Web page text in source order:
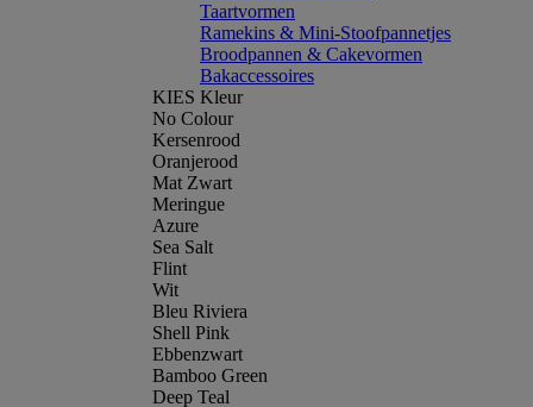
Taartvormen
Ramekins & Mini-Stoofpannetjes
Broodpannen & Cakevormen
Bakaccessoires
KIES Kleur
No Colour
Kersenrood
Oranjerood
Mat Zwart
Meringue
Azure
Sea Salt
Flint
Wit
Bleu Riviera
Shell Pink
Ebbenzwart
Bamboo Green
Deep Teal